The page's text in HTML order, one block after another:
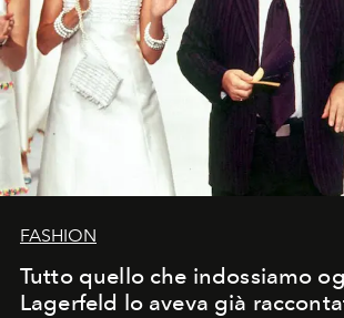
FASHION
Tutto quello che indossiamo
Lagerfeld lo aveva già